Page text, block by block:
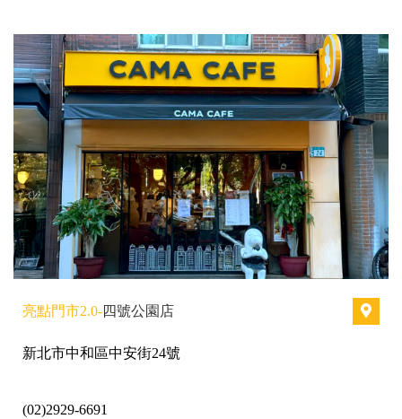
亮點門市2.0-四號公園店
新北市中和區中安街24號
(02)2929-6691